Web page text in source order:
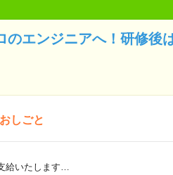
のエンジニアへ！研修後
しごと
給いたします…